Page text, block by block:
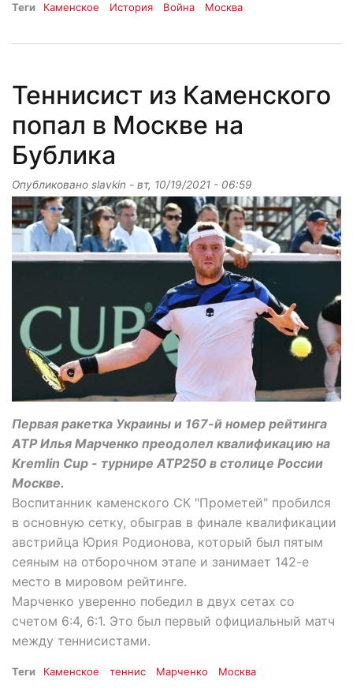
Теги Каменское История Война Москва
Теннисист из Каменского
попал в Москве на
Бублика
Опубликовано slavkin - вт, 10/19/2021 - 06:59
Первая ракетка Украины и 167-й номер рейтинга
ATP Илья Марченко преодолел квалификацию на
Kremlin Cup - турнире ATP250 в столице России
Москве.
Воспитанник каменского СК "Прометей" пробился
в основную сетку, обыграв в финале квалификации
австрийца Юрия Родионова, который был пятым
сеяным на отборочном этапе и занимает 142-е
место в мировом рейтинге.
Марченко уверенно победил в двух сетах со
счетом 6:4, 6:1. Это был первый официальный матч
между теннисистами.
Теги Каменское теннис Марченко Москва